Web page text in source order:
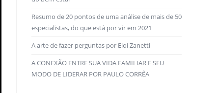
Resumo de 20 pontos de uma análise de mais de 50
especialistas, do que está por vir em 2021
A arte de fazer perguntas por Eloi Zanetti
A CONEXÃO ENTRE SUA VIDA FAMILIAR E SEU
MODO DE LIDERAR POR PAULO CORRÊA